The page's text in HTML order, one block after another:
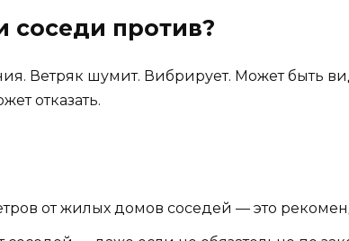
соседи против?
Ветряк шумит. Вибрирует. Может быть
отказать.
от жилых домов соседей — это